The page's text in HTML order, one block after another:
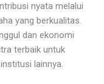
nyata melalui
yang berkualitas.
dan ekonomi
terbaik untuk
lainnya.